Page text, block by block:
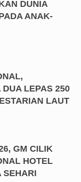
DUNIA
ANAK-
LEPAS 250
LAUT
GM CILIK
HOTEL
SEHARI